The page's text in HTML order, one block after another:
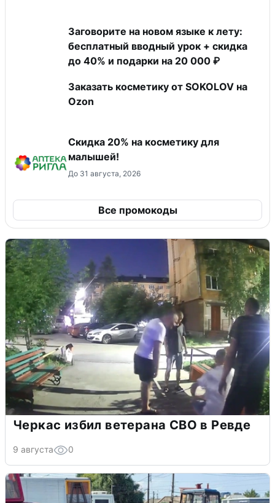
Заговорите на новом языке к лету:
бесплатный вводный урок + скидка
до 40% и подарки на 20 000 ₽
Заказать косметику от SOKOLOV на
Ozon
Скидка 20% на косметику для
малышей!
До 31 августа, 2026
Все промокоды
Черкас избил ветерана СВО в Ревде
9 августа 0